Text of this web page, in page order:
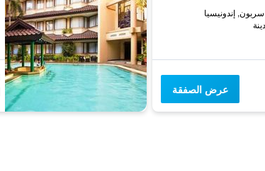
عرض الصفقة